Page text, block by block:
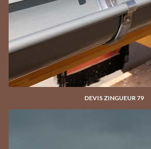
DEVIS ZINGUEUR 79